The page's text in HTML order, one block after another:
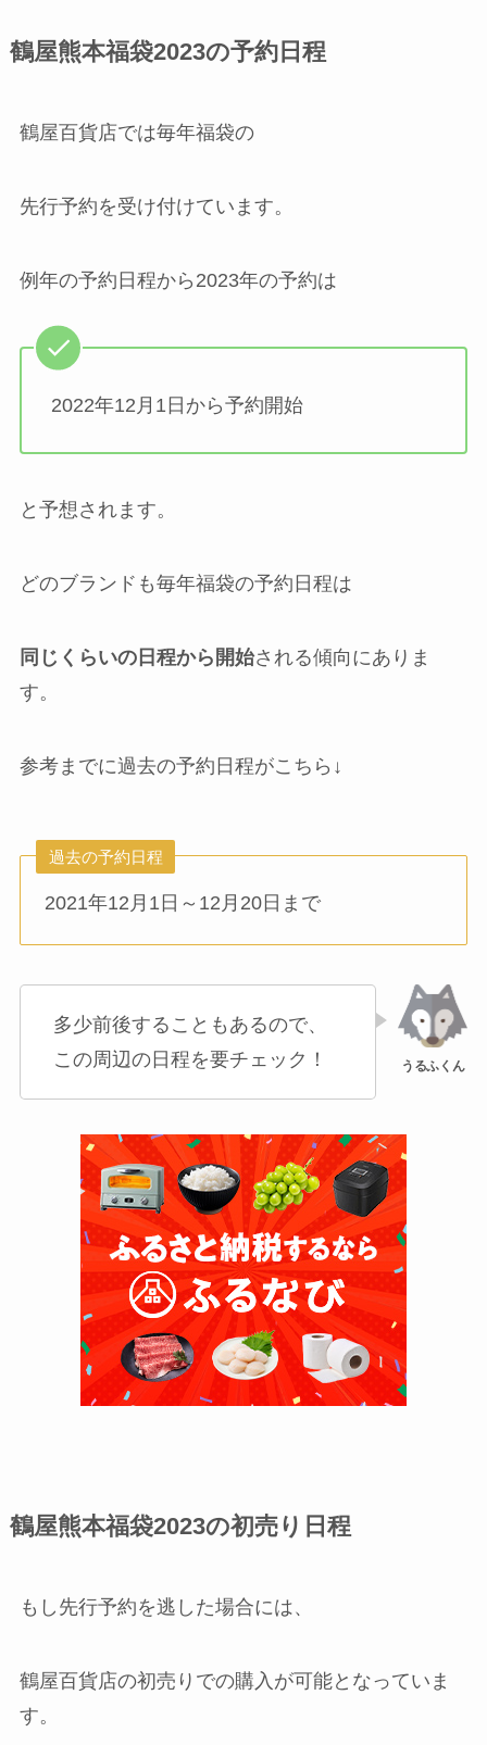
鶴屋熊本福袋2023の予約日程
鶴屋百貨店では毎年福袋の
先行予約を受け付けています。
例年の予約日程から2023年の予約は
2022年12月1日から予約開始
と予想されます。
どのブランドも毎年福袋の予約日程は
同じくらいの日程から開始される傾向にありま
す。
参考までに過去の予約日程がこちら↓
過去の予約日程
2021年12月1日～12月20日まで
多少前後することもあるので、
この周辺の日程を要チェック！
鶴屋熊本福袋2023の初売り日程
もし先行予約を逃した場合には、
鶴屋百貨店の初売りでの購入が可能となっていま
す。